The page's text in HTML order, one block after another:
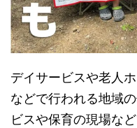
デイサービスや老人
などで行われる地域
ビスや保育の現場など